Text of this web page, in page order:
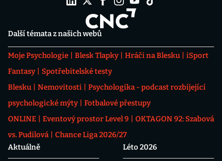
Další témata z našich webů
Moje Psychologie Blesk Tlapky Hráči na Blesku
iSport
Fantasy
Spotřebitelské testy
Blesku
Nemovitosti
Psychologika - podcast rozbíjející
psychologické mýty
Fotbalové přestupy
ONLINE
Eventový prostor Level 9
OKTAGON 92: Szabová
vs. Pudilová
Chance Liga 2026/27
Aktuálně
Léto 2026